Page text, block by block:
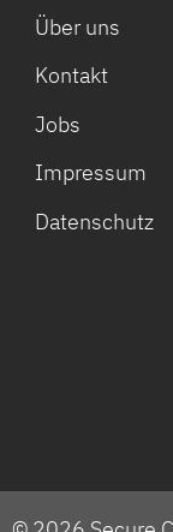
Über uns
Kontakt
Jobs
Impressum
Datenschutz